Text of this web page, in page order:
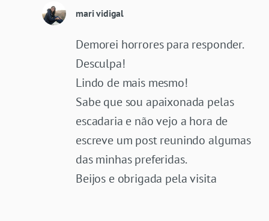
mari vidigal
Demorei horrores para responder.
Desculpa!
Lindo de mais mesmo!
Sabe que sou apaixonada pelas
escadaria e não vejo a hora de
escreve um post reunindo algumas
das minhas preferidas.
Beijos e obrigada pela visita